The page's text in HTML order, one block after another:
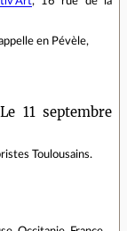
en Pévèle,
11 septembre
Toulousains.